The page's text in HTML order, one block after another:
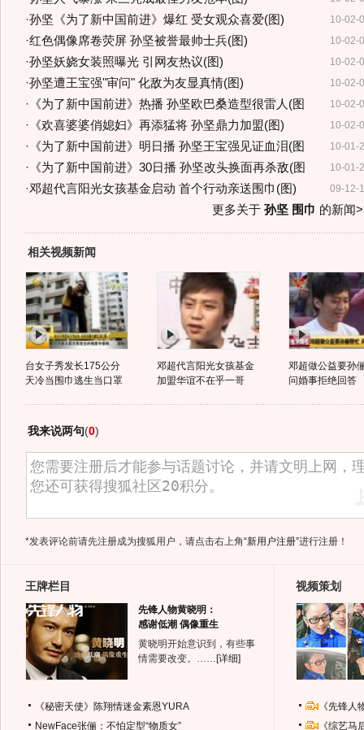
10-02-
·孙坚《为了新中国前进》爆红 受女观众喜爱(图)
10-02-
·红色偶像席卷荧屏 孙坚被誉最帅士兵(图)
10-02-
·孙坚妖娆女装照曝光 引网友热议(图)
10-02-
·孙坚遭王宝强"审问" 化敌为友显真情(图)
10-02-
· 《为了新中国前进》热播 孙坚欧巴桑造型很雷人(图
10-02-
· 《欢喜婆婆俏媳妇》再添猛将 孙坚鼎力加盟(图)
10-01-
· 《为了新中国前进》明日播 孙坚王宝强见证血泪(图
10-01-
· 《为了新中国前进》30日播 孙坚改头换面再杀敌(图
09-12-
·邓超代言阳光女孩基金启动 首个行动亲送围巾(图)
更多关于 孙坚 围巾 的新闻
相关视频新闻
台女子秀发长175公分
天冷当围巾逃生当口罩
邓超代言阳光女孩基金
加盟华谊不在乎一哥
邓超做公益要孙
问婚事拒绝回答
我来说两句(0)
*发表评论前请先注册成为搜狐用户，请点击右上角“新用户注册”进行注册！
王牌栏目
先锋人物黄晓明：
感谢低潮 偶像重生
黄晓明开始意识到，有些事
情需要改变。…… [详细]
《秘密天使》陈翔情迷金素恩YURA
NewFace张俪：不怕定型“物质女”
视频策划
《先锋
《综艺